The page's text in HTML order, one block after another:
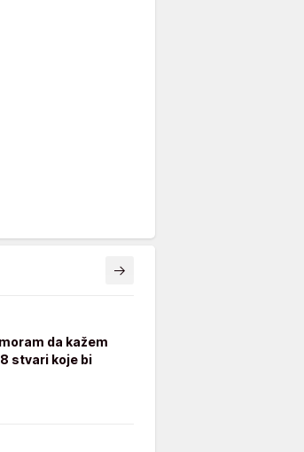
da kažem
stvari koje bi